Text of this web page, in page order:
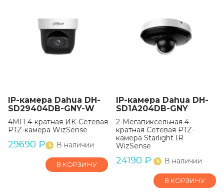
IP-камера Dahua DH-
SD29404DB-GNY-W
4МП 4-кратная ИК-Сетевая
PTZ-камера WizSense
29690 ₽ В наличии
В КОРЗИНУ
IP-камера Dahua DH-
SD1A204DB-GNY
2-Мегапиксельная 4-
кратная Сетевая PTZ-
камера Starlight IR
WizSense
24190 ₽ В наличии
В КОРЗИНУ